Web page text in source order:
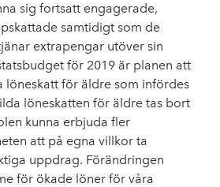
sig fortsatt engagerade,
samtidigt som de
extrapengar utöver sin
för 2019 är planen att
löneskatt för äldre som infördes
löneskatten för äldre tas bort
kunna erbjuda fler
att på egna villkor ta
uppdrag. Förändringen
för ökade löner för våra